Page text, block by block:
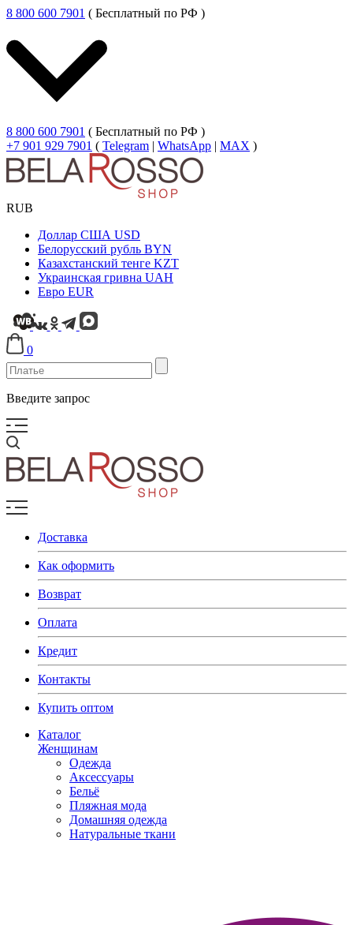
8 800 600 7901 ( Бесплатный по РФ )
8 800 600 7901 ( Бесплатный по РФ )
+7 901 929 7901 ( Telegram | WhatsApp | MAX )
RUB
Доллар США USD
Белорусский рубль BYN
Казахстанский тенге KZT
Украинская гривна UAH
Евро EUR
0
Введите запрос
Доставка
Как оформить
Возврат
Оплата
Кредит
Контакты
Купить оптом
Каталог
Женщинам
Одежда
Аксессуары
Бельё
Пляжная мода
Домашняя одежда
Натуральные ткани